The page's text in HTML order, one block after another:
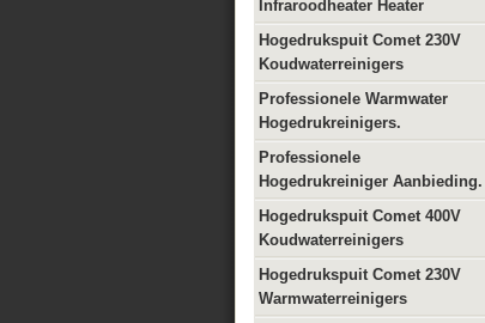
Infraroodheater Heater
Hogedrukspuit Comet 230V
Koudwaterreinigers
Professionele Warmwater
Hogedrukreinigers.
Professionele
Hogedrukreiniger Aanbieding.
Hogedrukspuit Comet 400V
Koudwaterreinigers
Hogedrukspuit Comet 230V
Warmwaterreinigers